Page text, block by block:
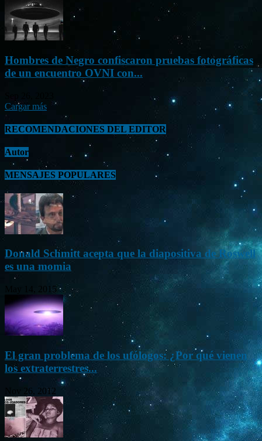
Hombres de Negro confiscaron pruebas fotográficas
de un encuentro OVNI con...
Cargar más
RECOMENDACIONES DEL EDITOR
Autor
MENSAJES POPULARES
Donald Schmitt acepta que la diapositiva de Roswell
es una momia
May 14, 2015
El gran problema de los ufólogos: ¿Por qué vienen
los extraterrestres...
Nov 26, 2012